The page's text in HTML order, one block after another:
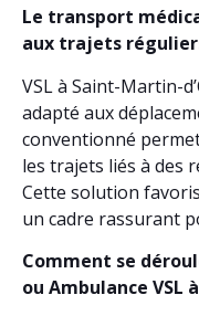
Le transport
aux trajets
VSL à Saint-Martin-
adapté aux
conventionné
les trajets liés à des
Cette solution
un cadre rassurant
Comment se
ou Ambulance VSL